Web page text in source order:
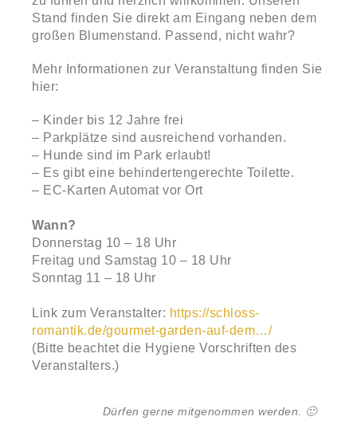
Stand finden Sie direkt am Eingang neben dem
großen Blumenstand. Passend, nicht wahr?
Mehr Informationen zur Veranstaltung finden Sie
hier:
– Kinder bis 12 Jahre frei
– Parkplätze sind ausreichend vorhanden.
– Hunde sind im Park erlaubt!
– Es gibt eine behindertengerechte Toilette.
– EC-Karten Automat vor Ort
Wann?
Donnerstag 10 – 18 Uhr
Freitag und Samstag 10 – 18 Uhr
Sonntag 11 – 18 Uhr
Link zum Veranstalter: https://schloss-
romantik.de/gourmet-garden-auf-dem…/
(Bitte beachtet die Hygiene Vorschriften des
Veranstalters.)
Dürfen gerne mitgenommen werden. 🙂